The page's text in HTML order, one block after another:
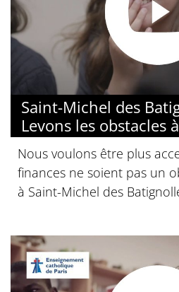
Saint-Michel des
Levons les obstacles
Nous voulons être plus
finances ne soient pas un
à Saint-Michel des